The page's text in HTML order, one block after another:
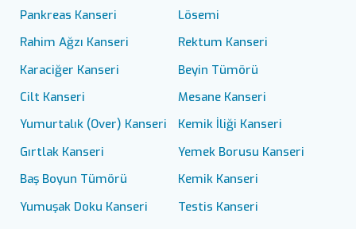
Pankreas Kanseri
Lösemi
Rahim Ağzı Kanseri
Rektum Kanseri
Karaciğer Kanseri
Beyin Tümörü
Cilt Kanseri
Mesane Kanseri
Yumurtalık (Over) Kanseri
Kemik İliği Kanseri
Gırtlak Kanseri
Yemek Borusu Kanseri
Baş Boyun Tümörü
Kemik Kanseri
Yumuşak Doku Kanseri
Testis Kanseri